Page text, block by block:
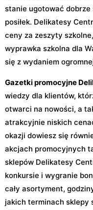
stanie ugotować
posiłek. Delikatesy
ceny za zeszyty
wyprawka szkolna dla
się z wydaniem
Gazetki promocyjne
wiedzy dla klientów,
otwarci na nowości, a
atrakcyjnie niskich
okazji dowiesz się
akcjach promocyjnych
sklepów Delikatesy
konkursie i wygranie
cały asortyment,
jakich terminach sklepy